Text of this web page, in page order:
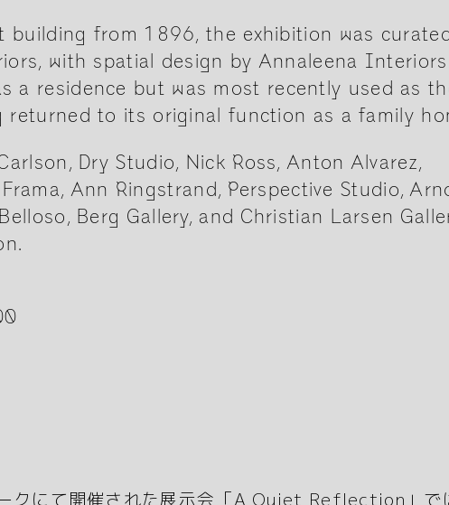
building from 1896, the exhibition was
with spatial design by Annaleena
a residence but was most recently used as
returned to its original function as a family
Dry Studio, Nick Ross, Anton Alvarez,
Ann Ringstrand, Perspective Studio,
Berg Gallery, and Christian Larsen
クにて開催された展示会「A Quiet Reflection」で